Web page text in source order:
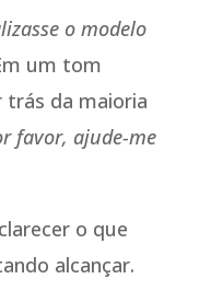
o modelo
um tom
trás da maioria
favor, ajude-me
o que
alcançar.